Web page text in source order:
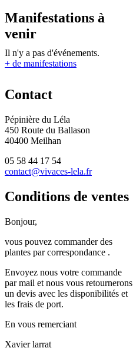
Manifestations à
venir
Il n'y a pas d'événements.
+ de manifestations
Contact
Pépinière du Léla
450 Route du Ballason
40400 Meilhan
05 58 44 17 54
contact@vivaces-lela.fr
Conditions de ventes
Bonjour,
vous pouvez commander des
plantes par correspondance .
Envoyez nous votre commande
par mail et nous vous retournerons
un devis avec les disponibilités et
les frais de port.
En vous remerciant
Xavier larrat